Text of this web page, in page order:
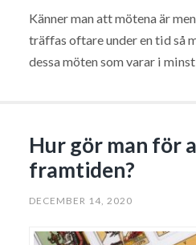
Känner man att mötena är
träffas oftare under en tid så
dessa möten som varar i
Hur gör man för
framtiden?
DECEMBER 14, 2020